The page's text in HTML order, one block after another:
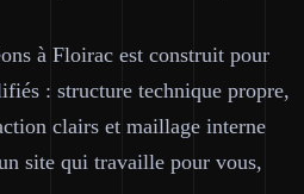
à Floirac est construit pour
: structure technique propre,
clairs et maillage interne
site qui travaille pour vous,